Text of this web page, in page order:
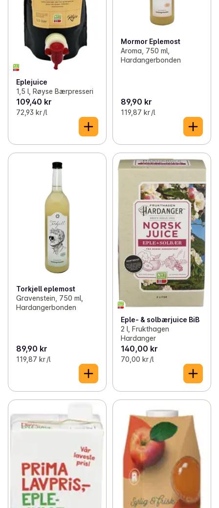
Eplejuice
1,5 l, Røyse Bærpresseri
109,40 kr
72,93 kr /l
Mormor Eplemost
Aroma, 750 ml,
Hardangerbonden
89,90 kr
119,87 kr /l
Torkjell eplemost
Gravenstein, 750 ml,
Hardangerbonden
89,90 kr
119,87 kr /l
Eple- & solbærjuice BiB
2 l, Frukthagen
Hardanger
140,00 kr
70,00 kr /l